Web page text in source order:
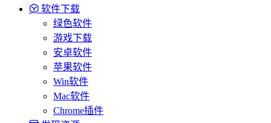
软件下载
绿色软件
游戏下载
安卓软件
苹果软件
Win软件
Mac软件
Chrome插件